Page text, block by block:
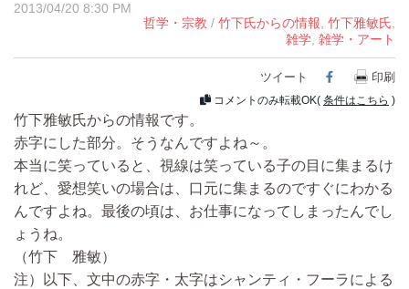
2013/04/20 8:30 PM
哲学・宗教 / 竹下氏からの情報, 竹下雅敏氏,
雑学, 雑学・アート
ツイート Facebook
印刷
コメントのみ転載OK( 条件はこちら )
竹下雅敏氏からの情報です。
赤字にした部分。そうなんですよね～。
本当に笑っていると、視線は笑っている子の目に集まるけ
れど、愛想笑いの場合は、口元に集まるのですぐにわかる
んですよね。最後の頃は、お仕事になってしまったんでし
ょうね。
（竹下 雅敏）
注）以下、文中の赤字・太字はシャンティ・フーラによる